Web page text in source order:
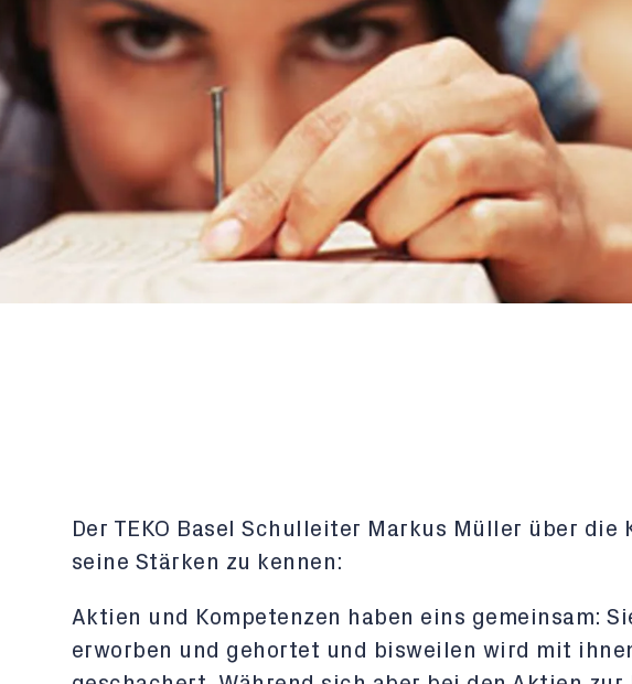
Der TEKO Basel Schulleiter Markus Müller über die
seine Stärken zu kennen:
Aktien und Kompetenzen haben eins gemeinsam:
erworben und gehortet und bisweilen wird mit